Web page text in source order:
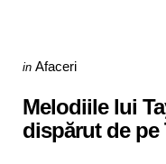
Categories
Posted
in Afaceri
Melodiile lui
dispărut de pe